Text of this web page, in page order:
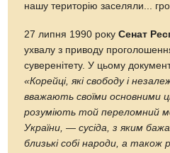
нашу територію заселяли...
27 липня 1990 рокуСенат
ухвалу з приводу
суверенітету. У цьому
«Корейці, які свободу і
вважають своїми основними
розуміють той переломний
України, — сусіда, з яким
близькі собі народи, а також